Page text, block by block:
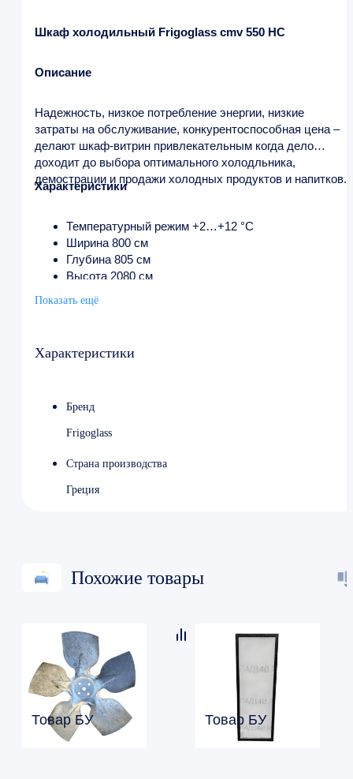
Шкаф холодильный Frigoglass cmv 550 HC
Описание
Надежность, низкое потребление энергии, низкие
затраты на обслуживание, конкурентоспособная цена –
делают шкаф-витрин привлекательным когда дело
доходит до выбора оптимального холодльника,
демострации и продажи холодных продуктов и напитков.
Характеристики
Температурный режим +2…+12 °C
Ширина 800 см
Глубина 805 см
Высота 2080 см
Показать ещё
Характеристики
Бренд
Frigoglass
Страна производства
Греция
Похожие товары
Товар БУ Товар БУ